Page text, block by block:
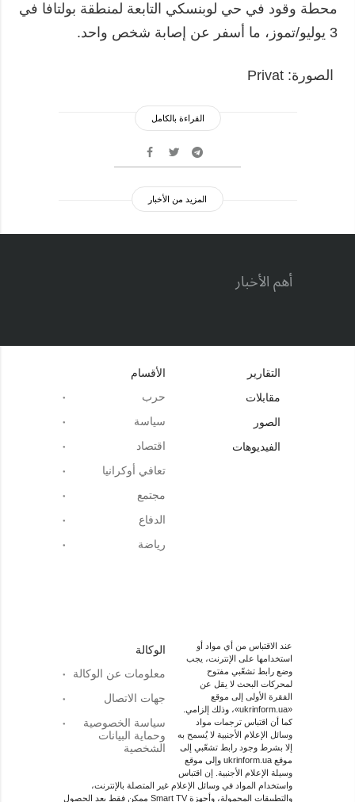
محطة وقود في حي لوبنسكي التابعة لمنطقة بولتافا في
3 يوليو/تموز، ما أسفر عن إصابة شخص واحد.
الصورة: Privat
القراءة بالكامل
المزيد من الأخبار
أهم الأخبار
الأقسام
حرب
سياسة
اقتصاد
تعافي أوكرانيا
مجتمع
الدفاع
رياضة
الوكالة
معلومات عن الوكالة
جهات الاتصال
سياسة الخصوصية
وحماية البيانات
الشخصية
التقارير
مقابلات
الصور
الفيديوهات
عند الاقتباس من أي مواد أو
استخدامها على الإنترنت، يجب
وضع رابط تشعّبي مفتوح
لمحركات البحث لا يقل عن
الفقرة الأولى إلى موقع
«ukrinform.ua»، وذلك إلزامي.
كما أن اقتباس ترجمات مواد
وسائل الإعلام الأجنبية لا يُسمح به
إلا بشرط وجود رابط تشعّبي إلى
موقع ukrinform.ua وإلى موقع
وسيلة الإعلام الأجنبية. إن اقتباس
واستخدام المواد في وسائل الإعلام غير المتصلة بالإنترنت،
والتطبيقات المحمولة، وأجهزة Smart TV ممكن فقط بعد الحصول